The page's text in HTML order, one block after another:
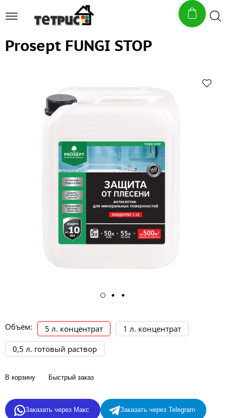
Prosept FUNGI STOP
Объём: 5 л. концентрат
1 л. концентрат
0,5 л. готовый раствор
В корзину Быстрый заказ
Заказать через Макс Заказать через Telegram